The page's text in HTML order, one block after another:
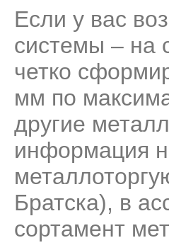
Если у вас
системы – на
четко
мм по
другие
информация
Братска), в
сортамент